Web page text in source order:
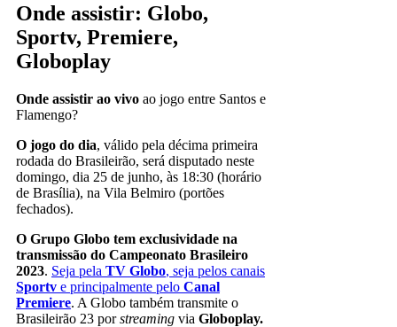
Onde assistir: Globo,
Sportv, Premiere,
Globoplay
Onde assistir ao vivo ao jogo entre Santos e
Flamengo?
O jogo do dia, válido pela décima primeira
rodada do Brasileirão, será disputado neste
domingo, dia 25 de junho, às 18:30 (horário
de Brasília), na Vila Belmiro (portões
fechados).
O Grupo Globo tem exclusividade na
transmissão do Campeonato Brasileiro
2023. Seja pela TV Globo, seja pelos canais
Sportv e principalmente pelo Canal
Premiere. A Globo também transmite o
Brasileirão 23 porstreaming via Globoplay.